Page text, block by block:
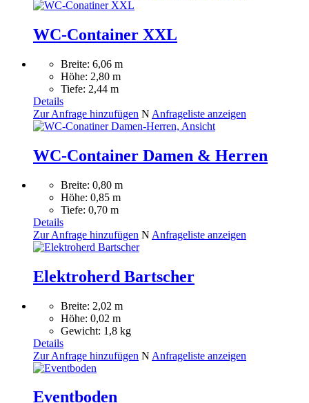
WC-Container XXL
Breite: 6,06 m
Höhe: 2,80 m
Tiefe: 2,44 m
Details
Zur Anfrage hinzufügen N Anfrageliste anzeigen
WC-Container Damen & Herren
Breite: 0,80 m
Höhe: 0,85 m
Tiefe: 0,70 m
Details
Zur Anfrage hinzufügen N Anfrageliste anzeigen
Elektroherd Bartscher
Breite: 2,02 m
Höhe: 0,02 m
Gewicht: 1,8 kg
Details
Zur Anfrage hinzufügen N Anfrageliste anzeigen
Eventboden